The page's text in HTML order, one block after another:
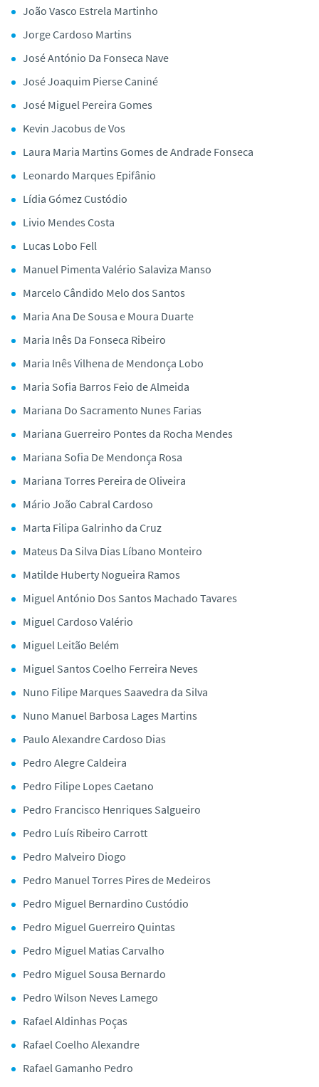
João Vasco Estrela Martinho
Jorge Cardoso Martins
José António Da Fonseca Nave
José Joaquim Pierse Caniné
José Miguel Pereira Gomes
Kevin Jacobus de Vos
Laura Maria Martins Gomes de Andrade Fonseca
Leonardo Marques Epifânio
Lídia Gómez Custódio
Livio Mendes Costa
Lucas Lobo Fell
Manuel Pimenta Valério Salaviza Manso
Marcelo Cândido Melo dos Santos
Maria Ana De Sousa e Moura Duarte
Maria Inês Da Fonseca Ribeiro
Maria Inês Vilhena de Mendonça Lobo
Maria Sofia Barros Feio de Almeida
Mariana Do Sacramento Nunes Farias
Mariana Guerreiro Pontes da Rocha Mendes
Mariana Sofia De Mendonça Rosa
Mariana Torres Pereira de Oliveira
Mário João Cabral Cardoso
Marta Filipa Galrinho da Cruz
Mateus Da Silva Dias Líbano Monteiro
Matilde Huberty Nogueira Ramos
Miguel António Dos Santos Machado Tavares
Miguel Cardoso Valério
Miguel Leitão Belém
Miguel Santos Coelho Ferreira Neves
Nuno Filipe Marques Saavedra da Silva
Nuno Manuel Barbosa Lages Martins
Paulo Alexandre Cardoso Dias
Pedro Alegre Caldeira
Pedro Filipe Lopes Caetano
Pedro Francisco Henriques Salgueiro
Pedro Luís Ribeiro Carrott
Pedro Malveiro Diogo
Pedro Manuel Torres Pires de Medeiros
Pedro Miguel Bernardino Custódio
Pedro Miguel Guerreiro Quintas
Pedro Miguel Matias Carvalho
Pedro Miguel Sousa Bernardo
Pedro Wilson Neves Lamego
Rafael Aldinhas Poças
Rafael Coelho Alexandre
Rafael Gamanho Pedro